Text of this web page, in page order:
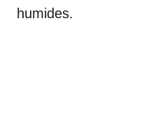
humides.